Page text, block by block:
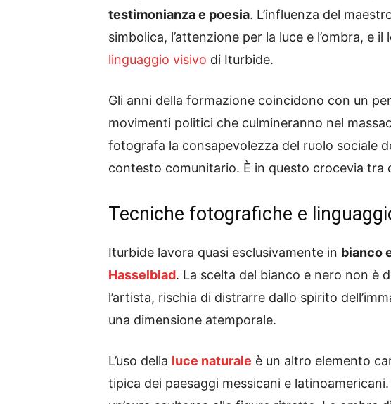
testimonianza e poesia. L’influenza del
simbolica, l’attenzione per la luce e l’ombra, e
linguaggio visivo di Iturbide.
Gli anni della formazione coincidono con un
movimenti politici che culmineranno nel
fotografa la consapevolezza del ruolo sociale
contesto comunitario. È in questo crocevia tra
Tecniche fotografiche e
Iturbide lavora quasi esclusivamente in bianco
Hasselblad. La scelta del bianco e nero non è
l’artista, rischia di distrarre dallo spirito
una dimensione atemporale.
L’uso della luce naturale è un altro elemento
tipica dei paesaggi messicani e